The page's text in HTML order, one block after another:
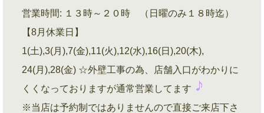
営業時間: １３時～２０時 （日曜のみ１８時迄）
【8月休業日】
1(土),3(月),7(金),11(火),12(水),16(日),20(木),
24(月),28(金) ☆外壁工事の為、店舗入口がわかりに
くくなっておりますが通常営業してます
※当店は予約制ではありませんので直接ご来店下さ